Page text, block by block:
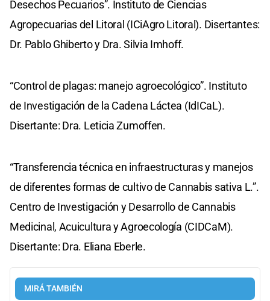
Desechos Pecuarios”. Instituto de Ciencias
Agropecuarias del Litoral (ICiAgro Litoral). Disertantes:
Dr. Pablo Ghiberto y Dra. Silvia Imhoff.
“Control de plagas: manejo agroecológico”. Instituto
de Investigación de la Cadena Láctea (IdICaL).
Disertante: Dra. Leticia Zumoffen.
“Transferencia técnica en infraestructuras y manejos
de diferentes formas de cultivo de Cannabis sativa L.”.
Centro de Investigación y Desarrollo de Cannabis
Medicinal, Acuicultura y Agroecología (CIDCaM).
Disertante: Dra. Eliana Eberle.
MIRÁ TAMBIÉN